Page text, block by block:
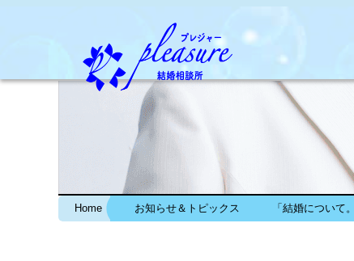
Home お知らせ＆トピックス 「結婚について